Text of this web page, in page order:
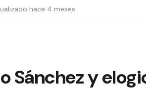
hace 4 meses
Sánchez y